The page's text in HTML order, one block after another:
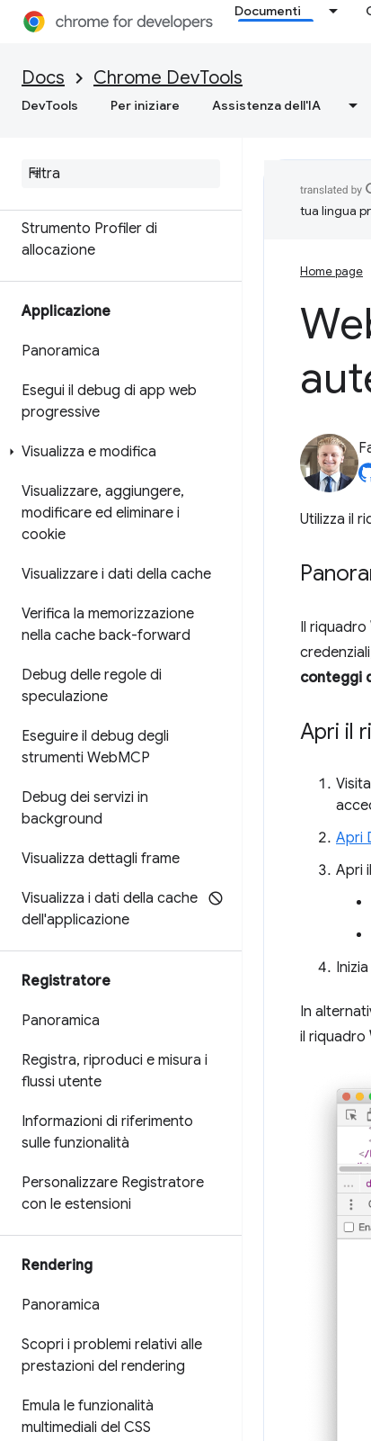
Documenti
Docs Chrome DevTools
DevTools Per iniziare Assistenza dell'IA
Memoria
Panoramica
Terminologia della memoria
Strumento Profiler di
allocazione
Applicazione
Panoramica
Esegui il debug di app web
progressive
Visualizza e modifica
Visualizzare, aggiungere,
modificare ed eliminare i
cookie
Visualizzare i dati della cache
Verifica la memorizzazione
nella cache back-forward
Debug delle regole di
speculazione
Eseguire il debug degli
strumenti WebMCP
Debug dei servizi in
background
Visualizza dettagli frame
Visualizza i dati della cache
dell'applicazione
Registratore
Panoramica
Registra, riproduci e misura i
flussi utente
Informazioni di riferimento
sulle funzionalità
Personalizzare Registratore
con le estensioni
Rendering
Panoramica
Scopri i problemi relativi alle
prestazioni del rendering
Emula le funzionalità
multimediali del CSS
tua lingua
Home page
Utilizza il
Il riquadro
conteggi
Apri il
Apri
Apri il
In
il riquadro